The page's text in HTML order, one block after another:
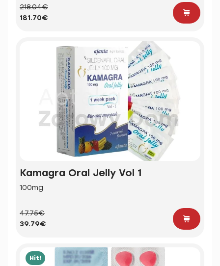
218.04€
181.70€
Kamagra Oral Jelly Vol 1
100mg
47.75€
39.79€
Hit!